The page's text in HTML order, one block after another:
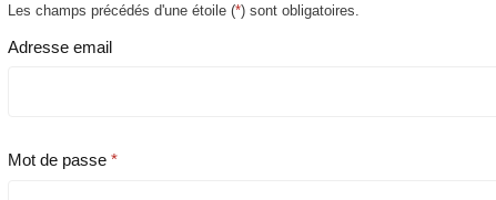
Les champs précédés d'une étoile (*) sont obligatoires.
Adresse email
Mot de passe